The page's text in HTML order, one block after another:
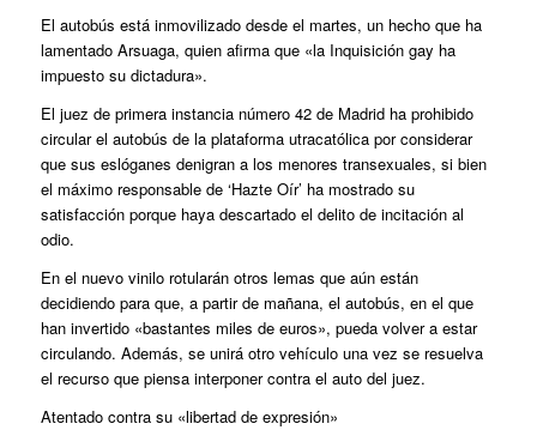
El autobús está inmovilizado desde el martes, un hecho que ha
lamentado Arsuaga, quien afirma que «la Inquisición gay ha
impuesto su dictadura».
El juez de primera instancia número 42 de Madrid ha prohibido
circular el autobús de la plataforma utracatólica por considerar
que sus eslóganes denigran a los menores transexuales, si bien
el máximo responsable de ‘Hazte Oír’ ha mostrado su
satisfacción porque haya descartado el delito de incitación al
odio.
En el nuevo vinilo rotularán otros lemas que aún están
decidiendo para que, a partir de mañana, el autobús, en el que
han invertido «bastantes miles de euros», pueda volver a estar
circulando. Además, se unirá otro vehículo una vez se resuelva
el recurso que piensa interponer contra el auto del juez.
Atentado contra su «libertad de expresión»